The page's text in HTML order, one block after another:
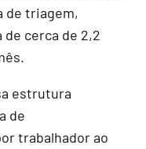
de triagem,
cerca de 2,2
estrutura
de
trabalhador ao